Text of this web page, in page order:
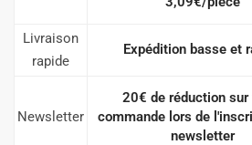
Livraison
rapide
Expédition basse et
Newsletter
20€ de réduction sur
commande lors de
newsletter